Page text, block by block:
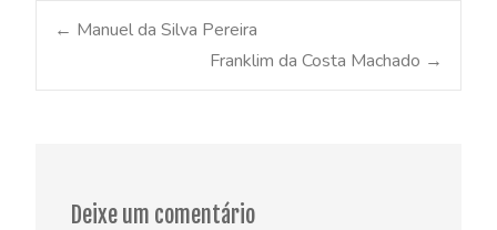
Post
← Manuel da Silva Pereira
Franklim da Costa Machado →
Deixe um comentário